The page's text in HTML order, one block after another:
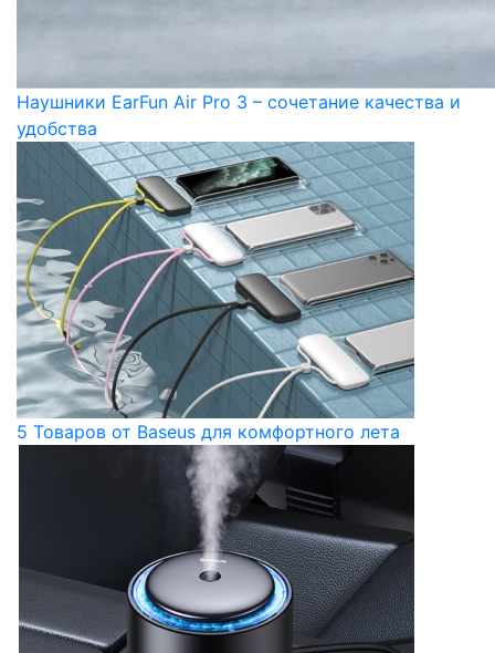
Наушники EarFun Air Pro 3 – сочетание качества и
удобства
5 Товаров от Baseus для комфортного лета